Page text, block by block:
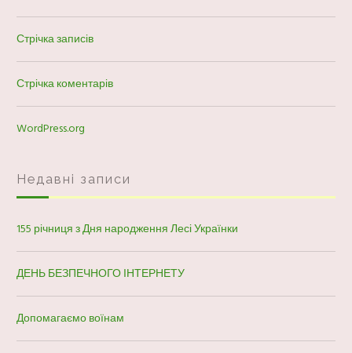
Стрічка записів
Стрічка коментарів
WordPress.org
Недавні записи
155 річниця з Дня народження Лесі Українки
ДЕНЬ БЕЗПЕЧНОГО ІНТЕРНЕТУ
Допомагаємо воїнам